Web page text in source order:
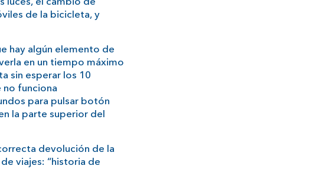
de la bicicleta, y
hay algún elemento de
en un tiempo máximo
sin esperar los 10
no funciona
para pulsar botón
la parte superior del
devolución de la
viajes: “historia de